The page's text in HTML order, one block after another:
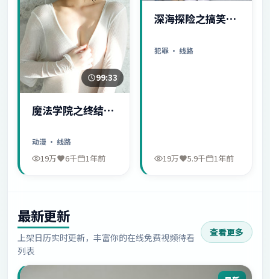
99:33
魔法学院之终结序
动漫 · 线路
19万 6千 1年前
深海探险之搞笑日
犯罪 · 线路
19万 5.9千 1年前
最新更新
上架日历实时更新，丰富你的在线免费视频待看
列表
查看更多